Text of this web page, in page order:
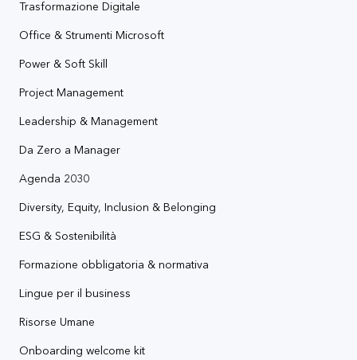
Trasformazione Digitale
Office & Strumenti Microsoft
Power & Soft Skill
Project Management
Leadership & Management
Da Zero a Manager
Agenda 2030
Diversity, Equity, Inclusion & Belonging
ESG & Sostenibilità
Formazione obbligatoria & normativa
Lingue per il business
Risorse Umane
Onboarding welcome kit